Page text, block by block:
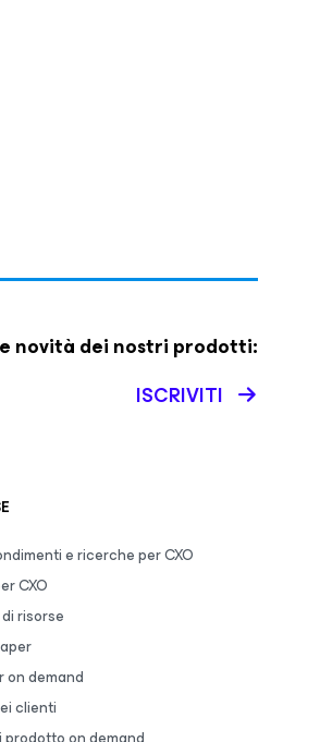
novità dei nostri prodotti:
ISCRIVITI
e ricerche per CXO
CXO
risorse
on demand
clienti